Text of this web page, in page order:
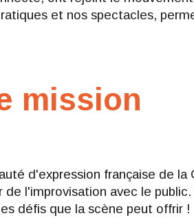
et nos spectacles,
mission
d'expression française de la
l'improvisation avec le
défis que la scène peut offrir !